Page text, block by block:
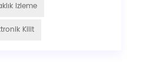
Izleme
Kilit